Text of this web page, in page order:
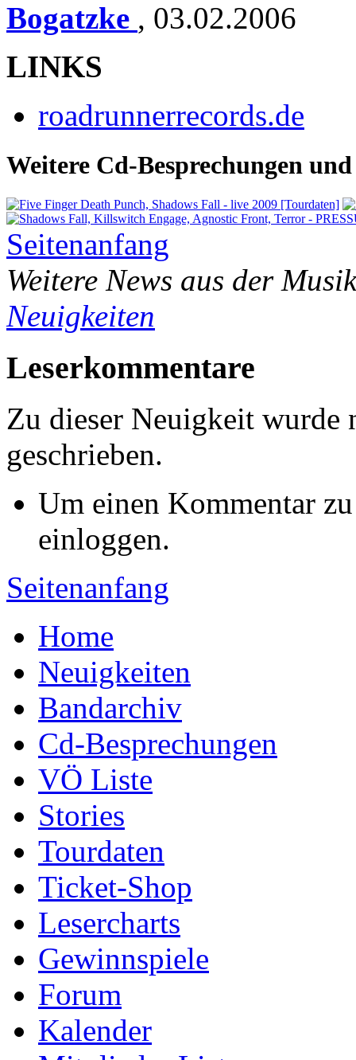
Bogatzke , 03.02.2006
LINKS
roadrunnerrecords.de
Weitere Cd-Besprechungen
Seitenanfang
Weitere News aus der
Neuigkeiten
Leserkommentare
Zu dieser Neuigkeit wurde
geschrieben.
Um einen Kommentar
einloggen.
Seitenanfang
Home
Neuigkeiten
Bandarchiv
Cd-Besprechungen
VÖ Liste
Stories
Tourdaten
Ticket-Shop
Lesercharts
Gewinnspiele
Forum
Kalender